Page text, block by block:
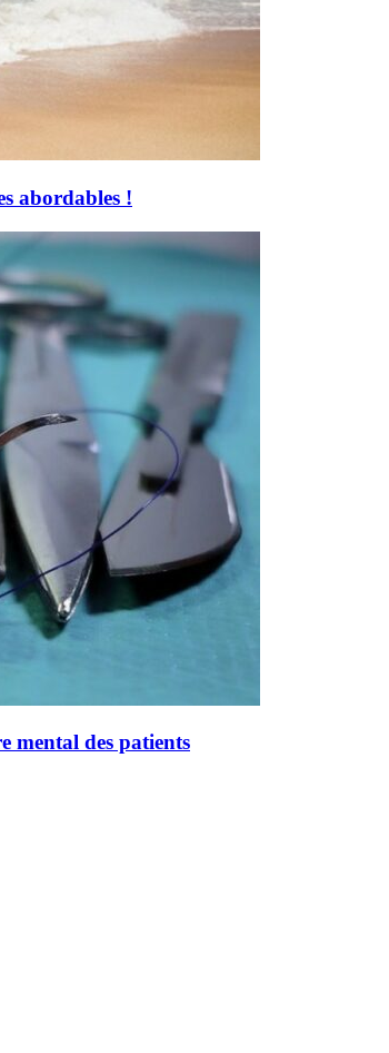
abordables !
mental des patients